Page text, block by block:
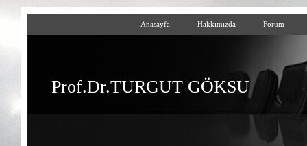
Anasayfa Hakkımızda Forum
Prof.Dr.TURGUT GÖKSU